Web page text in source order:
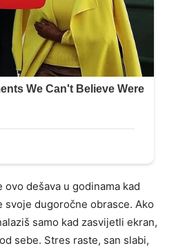
dešava u godinama kad
svoje dugoročne obrasce. Ako
samo kad zasvijetli ekran,
sebe. Stres raste, san slabi,